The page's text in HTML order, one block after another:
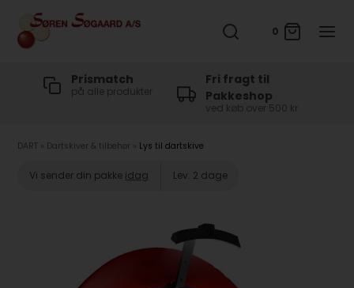
0
Prismatch
på alle produkter
Fri fragt til
Pakkeshop
ved køb over 500 kr
DART Dartskiver & tilbehør Lys til dartskive
Vi sender din pakke idag Lev. 2 dage